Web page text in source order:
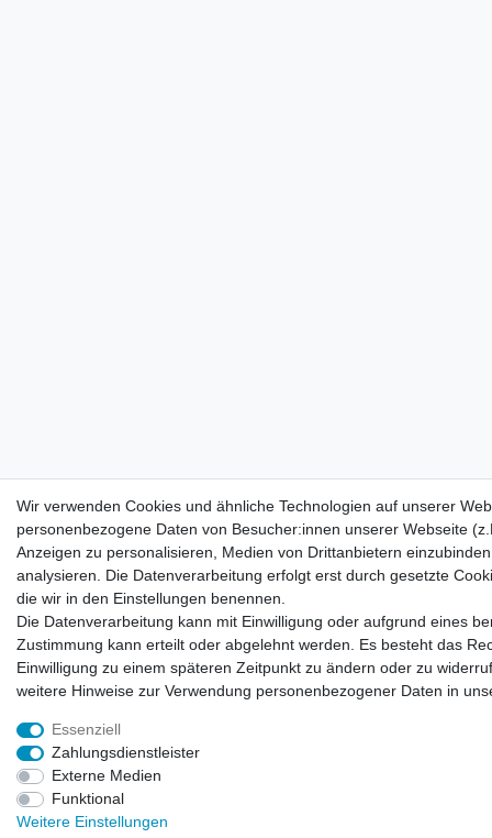
Wir verwenden Cookies und ähnliche Technologien auf unserer
personenbezogene Daten von Besucher:innen unserer Webseite
Anzeigen zu personalisieren, Medien von Drittanbietern
analysieren. Die Datenverarbeitung erfolgt erst durch gesetzte
die wir in den Einstellungen benennen.
Die Datenverarbeitung kann mit Einwilligung oder aufgrund eines
Zustimmung kann erteilt oder abgelehnt werden. Es besteht das
Einwilligung zu einem späteren Zeitpunkt zu ändern oder zu
weitere Hinweise zur Verwendung personenbezogener Daten in
Essenziell
Zahlungsdienstleister
Externe Medien
Funktional
Weitere Einstellungen